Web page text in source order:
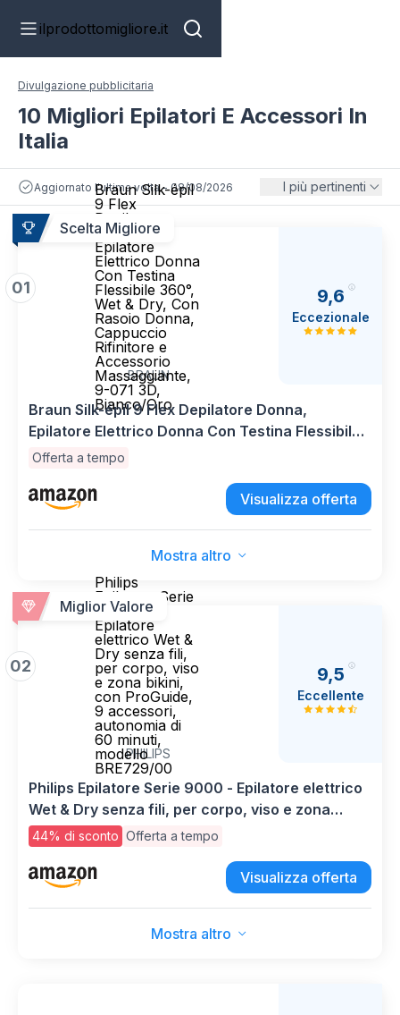
ilprodottomigliore.it
Divulgazione pubblicitaria
10 Migliori Epilatori E Accessori In
Italia
Aggiornato l'ultima volta - 08/08/2026 I più pertinenti
Scelta Migliore
01
Braun Silk-épil
9 Flex
Depilatore
Donna,
Epilatore
Elettrico Donna
Con Testina
Flessibile 360°,
Wet & Dry, Con
Rasoio Donna,
Cappuccio
Rifinitore e
Accessorio
Massaggiante,
9-071 3D,
Bianco/Oro
BRAUN
9,6
Eccezionale
Braun Silk-épil 9 Flex Depilatore Donna,
Epilatore Elettrico Donna Con Testina Flessibile
360°, Wet & Dry, Con Rasoio Donna, Cappuccio
Bianco/Oro
Offerta a tempo
Visualizza offerta
Mostra altro
Miglior Valore
02
Philips
Epilatore Serie
9000 -
Epilatore
elettrico Wet &
Dry senza fili,
per corpo, viso
e zona bikini,
con ProGuide,
9 accessori,
autonomia di
60 minuti,
modello
BRE729/00
PHILIPS
9,5
Eccellente
Philips Epilatore Serie 9000 - Epilatore elettrico
Wet & Dry senza fili, per corpo, viso e zona
bikini, con ProGuide, 9 accessori, autonomia di
60 minuti, modello BRE729/00
44% di sconto Offerta a tempo
Visualizza offerta
Mostra altro